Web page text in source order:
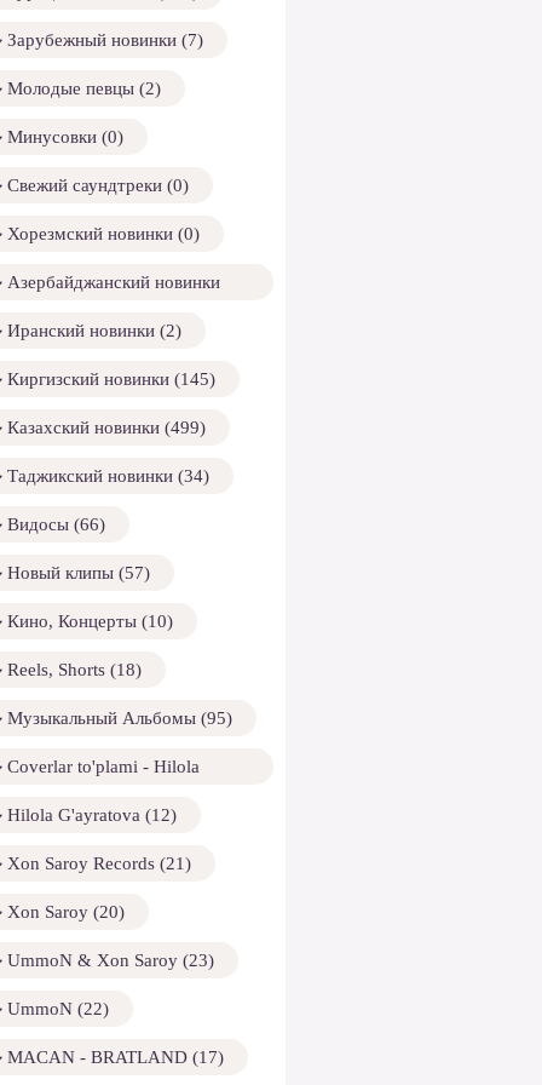
Зарубежный новинки (7)
Молодые певцы (2)
Минусовки (0)
Свежий саундтреки (0)
Хорезмский новинки (0)
Азербайджанский новинки
Иранский новинки (2)
Киргизский новинки (145)
Казахский новинки (499)
Таджикский новинки (34)
Видосы (66)
Новый клипы (57)
Кино, Концерты (10)
Reels, Shorts (18)
Музыкальный Альбомы (95)
Coverlar to'plami - Hilola
Hilola G'ayratova (12)
Xon Saroy Records (21)
Xon Saroy (20)
UmmoN & Xon Saroy (23)
UmmoN (22)
MACAN - BRATLAND (17)